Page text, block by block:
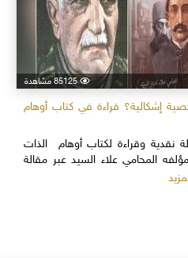
85125 مشاهدة
إشكالية؟ قراءة في كتاب أوهام
نقدية وقراءة لكتاب أوهام الذات
المحامي علاء السيد عبر مقالة